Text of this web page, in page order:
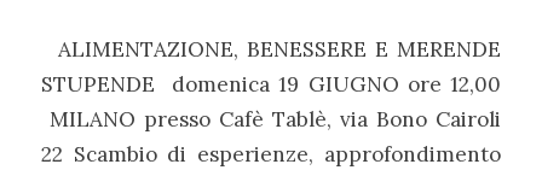
ALIMENTAZIONE, BENESSERE E MERENDE
STUPENDE domenica 19 GIUGNO ore 12,00
MILANO presso Cafè Tablè, via Bono Cairoli
22 Scambio di esperienze, approfondimento